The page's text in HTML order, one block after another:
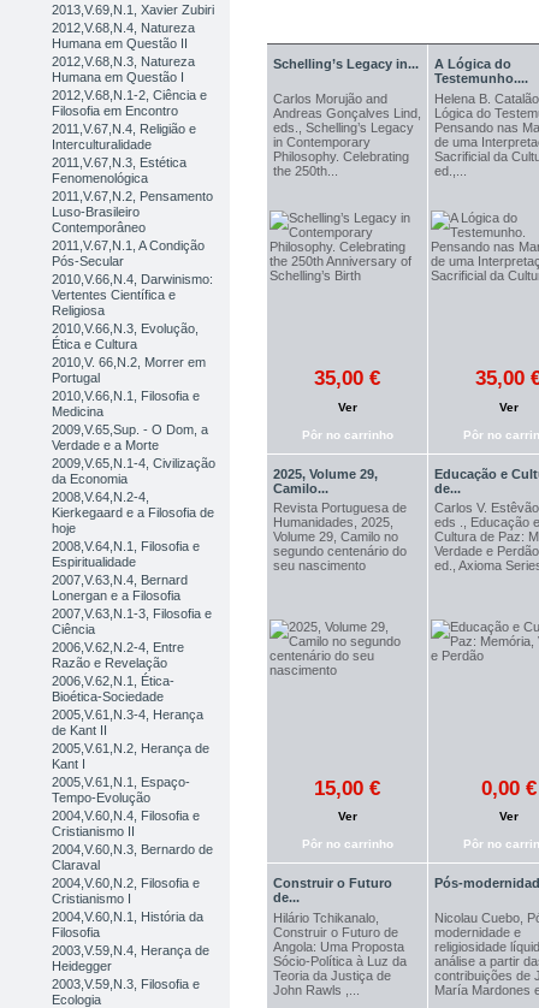
2013,V.69,N.1, Xavier Zubiri
2012,V.68,N.4, Natureza
Humana em Questão II
2012,V.68,N.3, Natureza
Humana em Questão I
2012,V.68,N.1-2, Ciência e
Filosofia em Encontro
2011,V.67,N.4, Religião e
Interculturalidade
2011,V.67,N.3, Estética
Fenomenológica
2011,V.67,N.2, Pensamento
Luso-Brasileiro
Contemporâneo
2011,V.67,N.1, A Condição
Pós-Secular
2010,V.66,N.4, Darwinismo:
Vertentes Científica e
Religiosa
2010,V.66,N.3, Evolução,
Ética e Cultura
2010,V. 66,N.2, Morrer em
Portugal
2010,V.66,N.1, Filosofia e
Medicina
2009,V.65,Sup. - O Dom, a
Verdade e a Morte
2009,V.65,N.1-4, Civilização
da Economia
2008,V.64,N.2-4,
Kierkegaard e a Filosofia de
hoje
2008,V.64,N.1, Filosofia e
Espiritualidade
2007,V.63,N.4, Bernard
Lonergan e a Filosofia
2007,V.63,N.1-3, Filosofia e
Ciência
2006,V.62,N.2-4, Entre
Razão e Revelação
2006,V.62,N.1, Ética-
Bioética-Sociedade
2005,V.61,N.3-4, Herança
de Kant II
2005,V.61,N.2, Herança de
Kant I
2005,V.61,N.1, Espaço-
Tempo-Evolução
2004,V.60,N.4, Filosofia e
Cristianismo II
2004,V.60,N.3, Bernardo de
Claraval
2004,V.60,N.2, Filosofia e
Cristianismo I
2004,V.60,N.1, História da
Filosofia
2003,V.59,N.4, Herança de
Heidegger
2003,V.59,N.3, Filosofia e
Ecologia
Schelling’s Legacy in...
Carlos Morujão and
Andreas Gonçalves Lind,
eds., Schelling’s Legacy
in Contemporary
Philosophy. Celebrating
the 250th...
35,00 €
Ver
Pôr no carrinho
A Lógica do
Testemunho....
Helena B.
Lógica do
Pensando nas
de uma
Sacrificial da
ed.,...
35,00
Ver
Pôr no
2025, Volume 29,
Camilo...
Revista Portuguesa de
Humanidades, 2025,
Volume 29, Camilo no
segundo centenário do
seu nascimento
15,00 €
Ver
Pôr no carrinho
Educação e
de...
Carlos V.
eds ., Educação e
Cultura de Paz:
Verdade e
ed., Axioma
0,00 €
Ver
Pôr no
Construir o Futuro
de...
Hilário Tchikanalo,
Construir o Futuro de
Angola: Uma Proposta
Sócio-Política à Luz da
Teoria da Justiça de
John Rawls ,...
Pós-
Nicolau Cuebo,
modernidade e
religiosidade
análise a partir
contribuições de
María Mardones